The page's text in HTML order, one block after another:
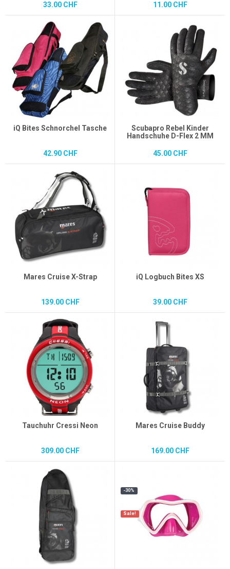
33.00 CHF 11.00 CHF
iQ Bites Schnorchel Tasche
42.90 CHF
Scubapro Rebel Kinder
Handschuhe D-Flex 2 MM
45.00 CHF
Mares Cruise X-Strap
139.00 CHF
iQ Logbuch Bites XS
39.00 CHF
Tauchuhr Cressi Neon
309.00 CHF
Mares Cruise Buddy
169.00 CHF
Sale!
-30%